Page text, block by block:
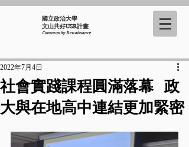
國立政治大學
​文山共好USR計畫
Community Renaissance
社會實踐課程圓滿落幕 政
大與在地高中連結更加緊密
2022年7月4日